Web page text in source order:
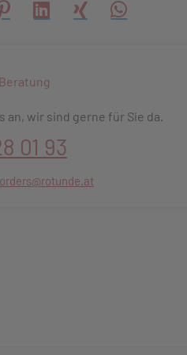
PinterestLinkedInXing WhatsApp
an, wir sind gerne für Sie da.
01 93
orders@rotunde.at